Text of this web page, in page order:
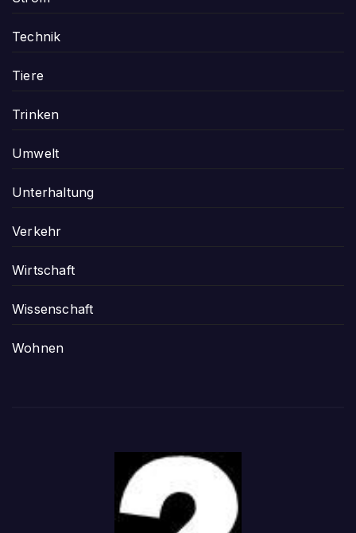
Technik
Tiere
Trinken
Umwelt
Unterhaltung
Verkehr
Wirtschaft
Wissenschaft
Wohnen